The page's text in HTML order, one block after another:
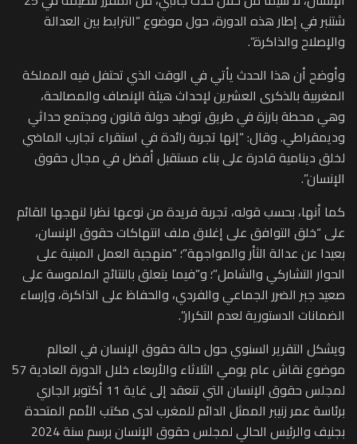
شتنبر في إطار هذه الدورة، حول موضوع “الترابط بين العدالة
والإصلاح والذاكرة”.
وأوضح أن هذا الحدث يأتي في الوقت الذي تحتفل فيه المملكة
المغربية بالذكرى العشرين لإحداث هيئة الإنصاف والمصالحة،
وهي محطة بارزة في طريق توطيد دولة قانون ومجتمع حداثي
وديمقراطي. وقال: “إنها تجربة رائدة في استقراء تجارب الماضي
لخلق دينامية قادرة على بناء مستقبل أفضل في مجال حقوق
الإنسان”.
كما أنها، بحسب قوله، تجربة فريدة من نوعها نظرا لنهجها القائم
على “خلق التوافق على إغلاق ملف انتهاكات حقوق الإنسان،
بعيدا عن عدالة الثأر والمواجهة”؛ “منهجية العمل المبنية على
الحوار التشاركي والشامل”؛ و”فيما يتعلق بالنتائج الملموسة على
صعيد جبر الضرر الجماعي والفردي، والحفاظ على الذاكرة، وإرساء
الضمانات الدستورية لعدم التكرار”.
ويشكل التقرير السنوي حول حالة حقوق الإنسان في العالم
موضوع نقاش عام يومي الثلاثاء والأربعاء خلال الدورة العادية 57
لمجلس حقوق الإنسان التي تنعقد إلى غاية 11 أكتوبر الجاري
برئاسة عمر زنيبر الممثل الدائم للمغرب لدى مكتب الأمم المتحدة
بجنيف والرئيس الحالي لمجلس حقوق الإنسان برسم سنة 2024